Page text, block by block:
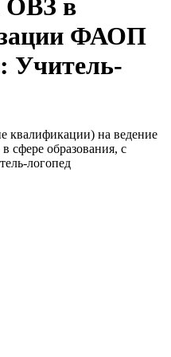
ОВЗ в
ФАОП
Учитель-
квалификации) на ведение
сфере образования, с
логопед